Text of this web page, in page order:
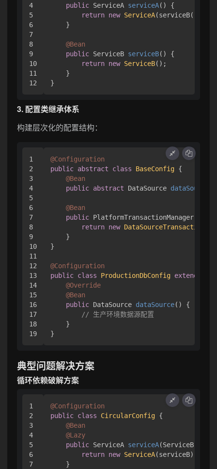
4
5
6
7
8
9
10
11
public ServiceA serviceA()
{
return new ServiceA(serviceB());
    }
@Bean
public ServiceB serviceB()
{
return new ServiceB();
    }
3. 配置类继承体系
构建层次化的配置结构：
1
2
3
4
5
6
7
8
9
10
11
12
13
14
15
16
17
18
@Configuration
public abstract class BaseConfig {
@Bean
public abstract DataSource dataSource
@Bean
public PlatformTransactionManager
return new
    }
}
@Configuration
public class ProductionDbConfig extends
@Override
@Bean
public DataSource dataSource()
{
// 生产环境数据源配置
    }
典型问题解决方案
循环依赖破解方案
1
2
3
4
5
6
7
@Configuration
public class CircularConfig {
@Bean
@Lazy
public ServiceA serviceA(ServiceB
return new ServiceA(serviceB);
    }